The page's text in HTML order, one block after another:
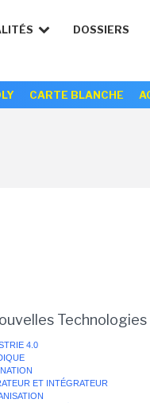
DOSSIERS
CARTE BLANCHE
Technologies
4.0
ET INTÉGRATEUR